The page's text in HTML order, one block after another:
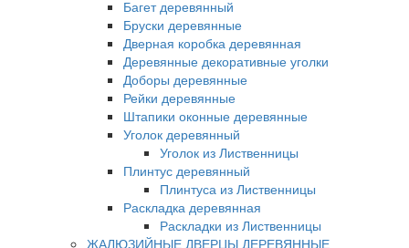
Багет деревянный
Бруски деревянные
Дверная коробка деревянная
Деревянные декоративные уголки
Доборы деревянные
Рейки деревянные
Штапики оконные деревянные
Уголок деревянный
Уголок из Лиственницы
Плинтус деревянный
Плинтуса из Лиственницы
Раскладка деревянная
Раскладки из Лиственницы
ЖАЛЮЗИЙНЫЕ ДВЕРЦЫ ДЕРЕВЯННЫЕ